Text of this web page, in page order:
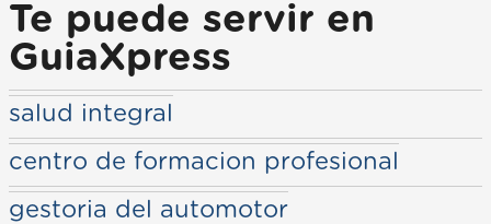
Te puede servir en
GuiaXpress
salud integral
centro de formacion profesional
gestoria del automotor